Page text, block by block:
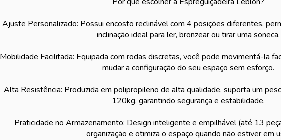
Ajuste Personalizado: Possui encosto reclinável com 4 posições diferentes,
inclinação ideal para ler, bronzear ou tirar uma soneca.
Mobilidade Facilitada: Equipada com rodas discretas, você pode movimentá-la
mudar a configuração do seu espaço sem esforço.
Alta Resistência: Produzida em polipropileno de alta qualidade, suporta um
120kg, garantindo segurança e estabilidade.
Praticidade no Armazenamento: Design inteligente e empilhável (até 13
organização e otimiza o espaço quando não estiver em